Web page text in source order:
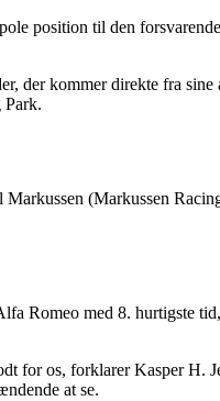
position til den
der kommer direkte fra
Park.
(Markussen
Romeo med 8. hurtigste
for os, forklarer Kasper H.
at se.